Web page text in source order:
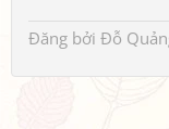
Đăng bởi Đỗ